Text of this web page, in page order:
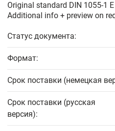
Original standard DIN 1055-1
Additional info + preview on
Статус документа:
Формат:
Срок поставки (немецкая
Срок поставки (русская
версия):